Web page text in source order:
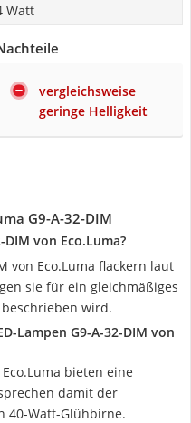
Watt
vergleichsweise
geringe Helligkeit
G9-A-32-DIM
DIM von Eco.Luma?
von Eco.Luma flackern laut
sie für ein gleichmäßiges
wird.
Lampen G9-A-32-DIM von
bieten eine
damit der
40-Watt-Glühbirne.